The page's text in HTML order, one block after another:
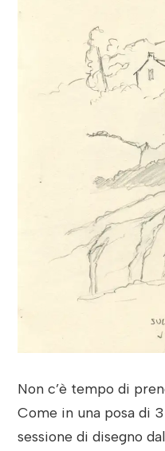
Non c’è tempo di
Come in una posa di
sessione di disegno